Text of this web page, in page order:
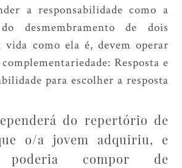
a responsabilidade como a
desmembramento de dois
vida como ela é, devem operar
Resposta e
para escolher a resposta
do repertório de
o/a jovem adquiriu, e
compor de